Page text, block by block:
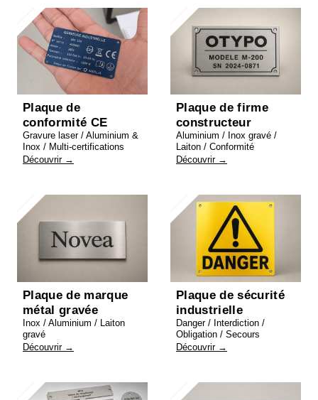
Plaque de
conformité CE
Gravure laser / Aluminium &
Inox / Multi-certifications
Découvrir →
Plaque de firme
constructeur
Aluminium / Inox gravé /
Laiton / Conformité
Découvrir →
Plaque de marque
métal gravée
Inox / Aluminium / Laiton
gravé
Découvrir →
Plaque de sécurité
industrielle
Danger / Interdiction /
Obligation / Secours
Découvrir →